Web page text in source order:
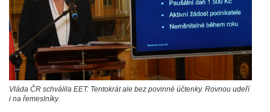
Vláda ČR schválila EET: Tentokrát ale bez povinné účtenky. Rovnou udeří
i na řemeslníky.